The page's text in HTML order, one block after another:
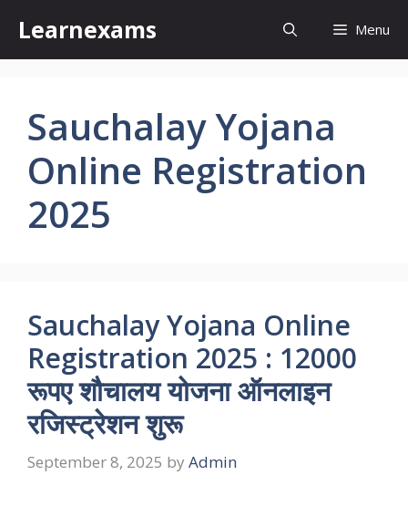
content
Learnexams Menu
Sauchalay Yojana
Online Registration
2025
Sauchalay Yojana Online
Registration 2025 : 12000
रूपए शौचालय योजना ऑनलाइन
रजिस्ट्रेशन शुरू
September 8, 2025 by Admin